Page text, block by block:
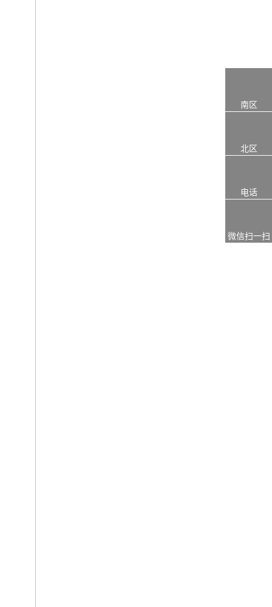
南区
北区
电话
微信扫一扫